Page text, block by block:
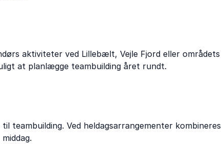
aktiviteter ved Lillebælt, Vejle Fjord eller områdets
at planlægge teambuilding året rundt.
Ved heldagsarrangementer kombineres